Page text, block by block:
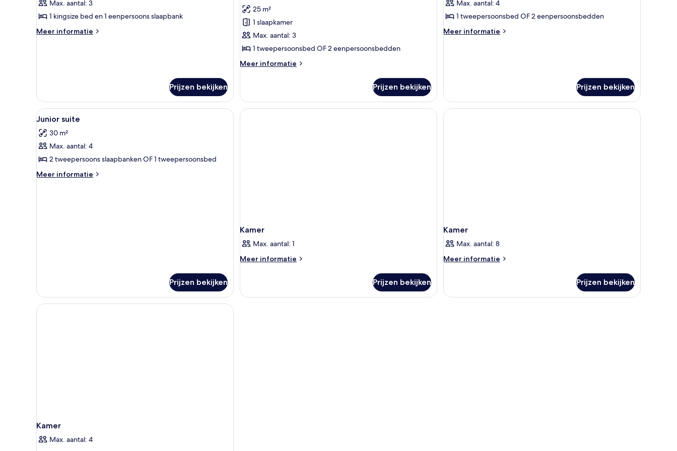
Deluxe
driepersoonskamer,
1
Max. aantal: 3
1 kingsize bed en 1 eenpersoons slaapbank
Meer informatie
Meer
Prijzen bekijken
Standaard
kamer
laden
beoordeling)
25 m²
1 slaapkamer
Max. aantal: 3
1 tweepersoonsbed OF 2 eenpersoonsbedden
Meer informatie
Meer
kamer
Prijzen bekijken
Studio
laden
Max. aantal: 4
1 tweepersoonsbed OF 2 eenpersoonsbedden
Meer informatie
Meer
Prijzen bekijken
Alle
foto's
voor
Junior
suite
laden
Een moderne hotelkamer met een bed, een slaapbank, een bureau en een kledingkast.
7
Junior suite
30 m²
Max. aantal: 4
2 tweepersoons slaapbanken OF 1 tweepersoonsbed
Meer informatie
Meer
Prijzen bekijken
Kamer
Max. aantal: 1
Meer informatie
Meer
Prijzen bekijken
Kamer
Max. aantal: 8
Meer informatie
Meer
Prijzen bekijken
Kamer
Max. aantal: 4